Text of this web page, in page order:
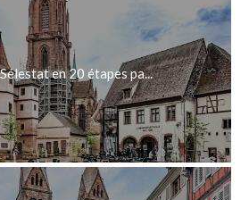
en 20 étapes pa...